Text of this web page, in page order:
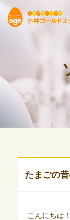
たまごの
こんにちは